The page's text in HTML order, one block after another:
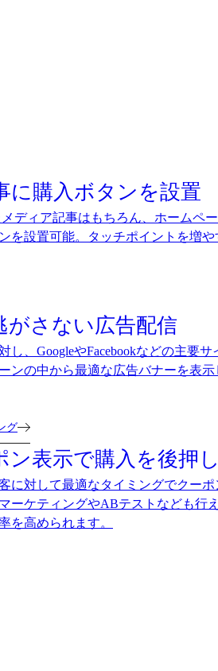
に購入ボタンを設置
メディア記事はもちろん、ホームペ
を設置可能。タッチポイントを増
がさない広告配信
し、GoogleやFacebookなどの主要
ンの中から最適な広告バナーを表
グ
ン表示で購入を後押し
に対して最適なタイミングでクーポ
ーケティングやABテストなども行
を高められます。